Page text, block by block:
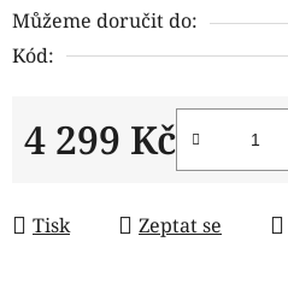
Můžeme doručit do:
Kód:
4 299 Kč
Tisk Zeptat se